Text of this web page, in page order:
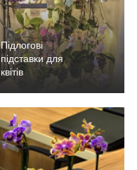
Підлогові
підставки для
квітів